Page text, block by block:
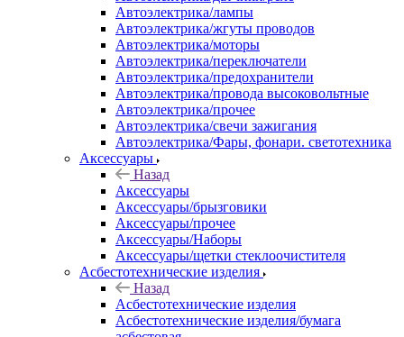
Автоэлектрика/лампы
Автоэлектрика/жгуты проводов
Автоэлектрика/моторы
Автоэлектрика/переключатели
Автоэлектрика/предохранители
Автоэлектрика/провода высоковольтные
Автоэлектрика/прочее
Автоэлектрика/свечи зажигания
Автоэлектрика/Фары, фонари. светотехника
Аксессуары
Назад
Аксессуары
Аксессуары/брызговики
Аксессуары/прочее
Аксессуары/Наборы
Аксессуары/щетки стеклоочистителя
Асбестотехнические изделия
Назад
Асбестотехнические изделия
Асбестотехнические изделия/бумага